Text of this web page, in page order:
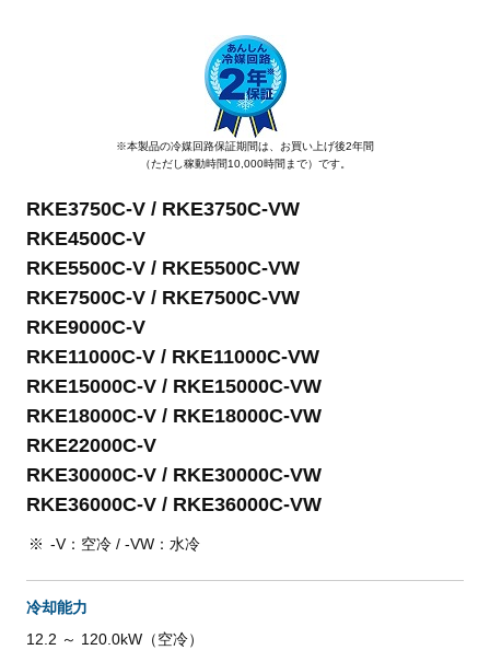
RKE3750C-V / RKE3750C-VW
RKE4500C-V
RKE5500C-V / RKE5500C-VW
RKE7500C-V / RKE7500C-VW
RKE9000C-V
RKE11000C-V / RKE11000C-VW
RKE15000C-V / RKE15000C-VW
RKE18000C-V / RKE18000C-VW
RKE22000C-V
RKE30000C-V / RKE30000C-VW
RKE36000C-V / RKE36000C-VW
-V：空冷 / -VW：水冷
冷却能力
12.2 ～ 120.0kW（空冷）
※本製品の冷媒回路保証期間は、お買い上げ後2年間
（ただし稼動時間10,000時間まで）です。